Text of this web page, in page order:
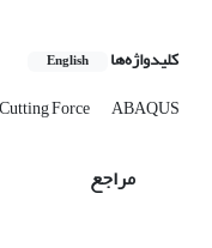
کلیدواژه‌ها English
Cutting Force ABAQUS
مراجع